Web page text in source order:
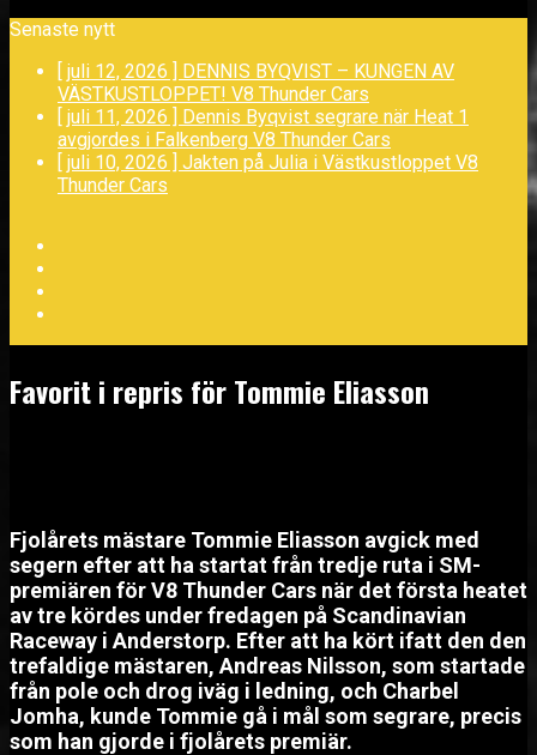
Senaste nytt
[ juli 12, 2026 ] DENNIS BYQVIST – KUNGEN AV
VÄSTKUSTLOPPET! V8 Thunder Cars
[ juli 11, 2026 ] Dennis Byqvist segrare när Heat 1
avgjordes i Falkenberg V8 Thunder Cars
[ juli 10, 2026 ] Jakten på Julia i Västkustloppet V8
Thunder Cars
Favorit i repris för Tommie Eliasson
Fjolårets mästare Tommie Eliasson avgick med
segern efter att ha startat från tredje ruta i SM-
premiären för V8 Thunder Cars när det första heatet
av tre kördes under fredagen på Scandinavian
Raceway i Anderstorp. Efter att ha kört ifatt den den
trefaldige mästaren, Andreas Nilsson, som startade
från pole och drog iväg i ledning, och Charbel
Jomha, kunde Tommie gå i mål som segrare, precis
som han gjorde i fjolårets premiär.